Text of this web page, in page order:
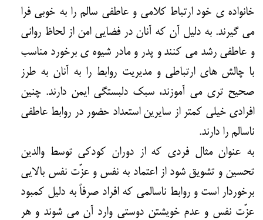
خانواده ی خود ارتباط کلامی و عاطفی سالم را به خوبی فرا
می گیرند. به دلیل آن که آنان در فضایی امن از لحاظ روانی
و عاطفی رشد می کنند و پدر و مادر شیوه ی برخورد مناسب
با چالش های ارتباطی و مدیریت روابط را به آنان به طرز
صحیح تری می آموزند، سبک دلبستگی ایمن دارند. چنین
افرادی خیلی کمتر از سایرین استعداد حضور در روابط عاطفی
ناسالم را دارند.
به عنوان مثال فردی که از دوران کودکی توسط والدین
تحسین و تشویق شود از اعتماد به نفس و عزّت نفس بالایی
برخوردار است و روابط ناسالمی که افراد صرفاً به دلیل کمبود
عزّت نفس و عدم خویشتن دوستی وارد آن می شوند و هر